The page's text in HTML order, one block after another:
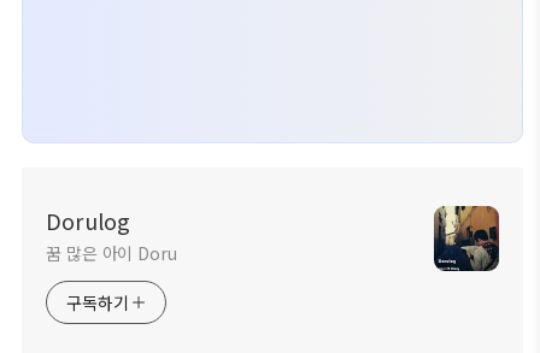
Dorulog
꿈 많은 아이 Doru
구독하기